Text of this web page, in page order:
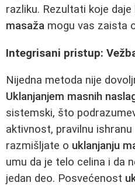
razliku. Rezultati koje
masaža mogu vas zaista
Integrisani pristup:
Nijedna metoda nije
Uklanjanjem masnih
sistemski, što
aktivnost, pravilnu ishranu
razmišljate o uklanjanju
umu da je telo celina i da
jedan deo. Posvećenost